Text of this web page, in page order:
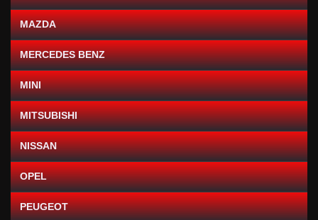
MAZDA
MERCEDES BENZ
MINI
MITSUBISHI
NISSAN
OPEL
PEUGEOT